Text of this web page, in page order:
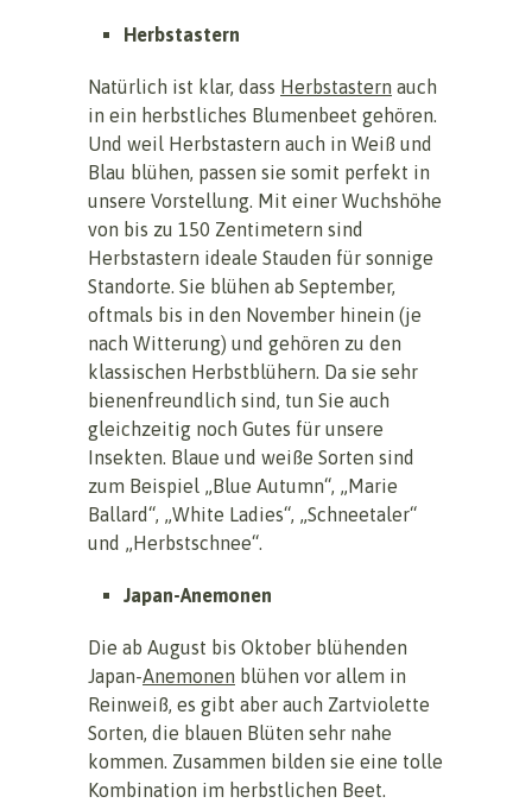
Herbstastern
Natürlich ist klar, dass Herbstastern auch
in ein herbstliches Blumenbeet gehören.
Und weil Herbstastern auch in Weiß und
Blau blühen, passen sie somit perfekt in
unsere Vorstellung. Mit einer Wuchshöhe
von bis zu 150 Zentimetern sind
Herbstastern ideale Stauden für sonnige
Standorte. Sie blühen ab September,
oftmals bis in den November hinein (je
nach Witterung) und gehören zu den
klassischen Herbstblühern. Da sie sehr
bienenfreundlich sind, tun Sie auch
gleichzeitig noch Gutes für unsere
Insekten. Blaue und weiße Sorten sind
zum Beispiel „Blue Autumn“, „Marie
Ballard“, „White Ladies“, „Schneetaler“
und „Herbstschnee“.
Japan-Anemonen
Die ab August bis Oktober blühenden
Japan-Anemonen blühen vor allem in
Reinweiß, es gibt aber auch Zartviolette
Sorten, die blauen Blüten sehr nahe
kommen. Zusammen bilden sie eine tolle
Kombination im herbstlichen Beet.